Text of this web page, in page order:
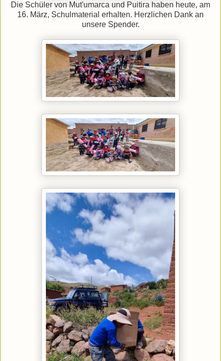
Die Schüler von Mut'umarca und Puitira haben heute, am
16. März, Schulmaterial erhalten. Herzlichen Dank an
unsere Spender.